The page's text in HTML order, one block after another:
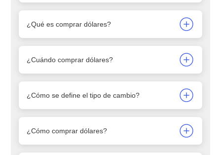
¿Qué es comprar dólares?
¿Cuándo comprar dólares?
¿Cómo se define el tipo de cambio?
¿Cómo comprar dólares?